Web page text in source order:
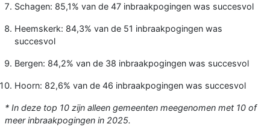
Schagen: 85,1% van de 47 inbraakpogingen was succesvol
Heemskerk: 84,3% van de 51 inbraakpogingen was
succesvol
Bergen: 84,2% van de 38 inbraakpogingen was succesvol
Hoorn: 82,6% van de 46 inbraakpogingen was succesvol
* In deze top 10 zijn alleen gemeenten meegenomen met 10 of
meer inbraakpogingen in 2025.